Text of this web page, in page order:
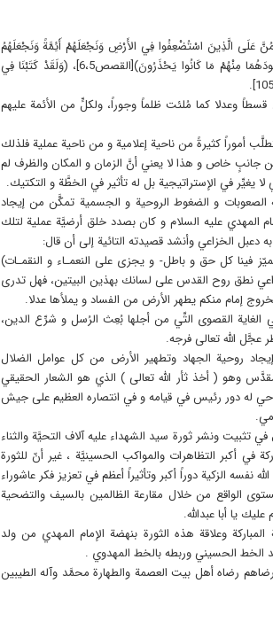
عَلَى الَّذِينَ اسْتُضْعِفُوا فِي الأَرْضِ وَنَجْعَلَهُمْ أَئِمَّةً وَنَجْعَلَهُمُ
الْوَارِثِينَ). (وَنُمَكِّنَ لَهُمْ فِي الأَرْضِ وَنُرِيَ فِرْعَوْنَ وَهَامَانَ وَجُنُودَهُمَا مِنْهُمْ مَا كَانُوا يَحْذَرُونَ)[القصص6،5]، (وَلَقَدْ كَتَبْنَا فِي
وعدلا كما مُلئت ظلماً وجوراً، ولكلٍّ من الأئمة عليهم
أموراً كثيرةً من ناحية إعلامية و من ناحية عملية فلذلك
جانبٍ خاص و هذا لا يعني أنَّ الزمان و المكان والظرف لم
يغيِّر في الإستراتيجية بل له تأثير في الخطَّة و التكتيك.
الصعوبات و الضغوط الروحية و الجسمية تمكَّن من إيجاد
المهدي عليه السلام و كان بصدد خلق أرضيَّة عملية لتلك
دعبل الخزاعي وأنشد قصيدته التائية إلى أن قال:
فينا كل حق و باطل- و يجزى على النعمـاء و النقمـات)
نطق روح القدس على لسانك بهذين البيتين، فهل تدرى
إمام منكم يطهر الأرض من الفساد و يملأها عدلا.
القصوى التِّي من أجلها بُعِث الرُسل و شرِّع الدين،
عجَّل الله تعالى فرجه.
روحية الجهاد وتطهير الأرض من كل عوامل الضلال
وهو ( أخذ ثأر الله تعالى ) الذي هو الشعار الحقيقي
له دور رئيس في قيامه و في انتصاره العظيم على جيش
في تثبيت ونشر ثورة سيد الشهداء عليه آلاف التحيَّة والثناء
في أكبر التظاهرات والمواكب الحسينيَّة ، غير أنّ للثورة
نفسه الزكية دوراً أكبر وتأثيراً أعظم في تعزيز فكر عاشوراء
الواقع من خلال مقارعة الظالمين بالسيف والتضحية
يا أبا عبدالله.
وعلاقة هذه الثورة بنهضة الإمام المهدي من ولد
الخط الحسيني وربطه بالخط المهدوي .
رضاه أهل بيت العصمة والطهارة محمَّد وآله الطيبين